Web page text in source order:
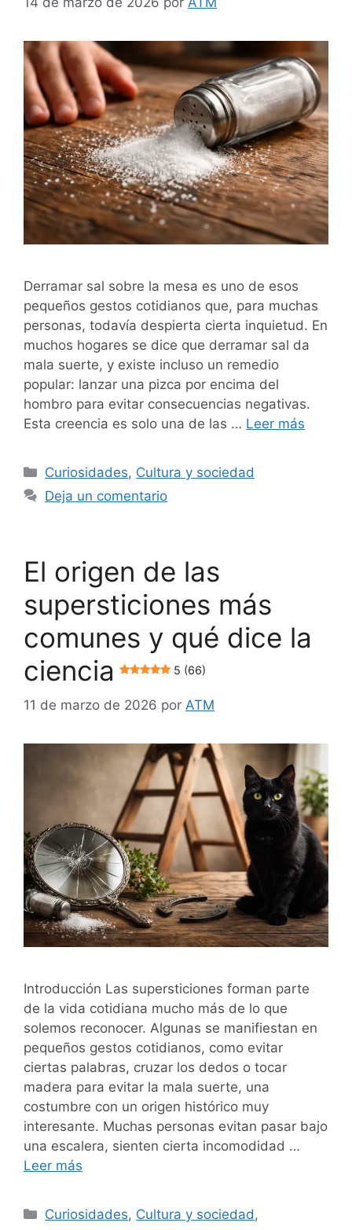
Derramar sal sobre la mesa es uno de esos
pequeños gestos cotidianos que, para muchas
personas, todavía despierta cierta inquietud. En
muchos hogares se dice que derramar sal da
mala suerte, y existe incluso un remedio
popular: lanzar una pizca por encima del
hombro para evitar consecuencias negativas.
Esta creencia es solo una de las … Leer más
Categorías
Curiosidades, Cultura y sociedad
Deja un comentario
El origen de las
supersticiones más
comunes y qué dice la
ciencia
5 (66)
11 de marzo de 2026 por ATM
Introducción Las supersticiones forman parte
de la vida cotidiana mucho más de lo que
solemos reconocer. Algunas se manifiestan en
pequeños gestos cotidianos, como evitar
ciertas palabras, cruzar los dedos o tocar
madera para evitar la mala suerte, una
costumbre con un origen histórico muy
interesante. Muchas personas evitan pasar bajo
una escalera, sienten cierta incomodidad …
Leer más
Categorías
Curiosidades, Cultura y sociedad ,